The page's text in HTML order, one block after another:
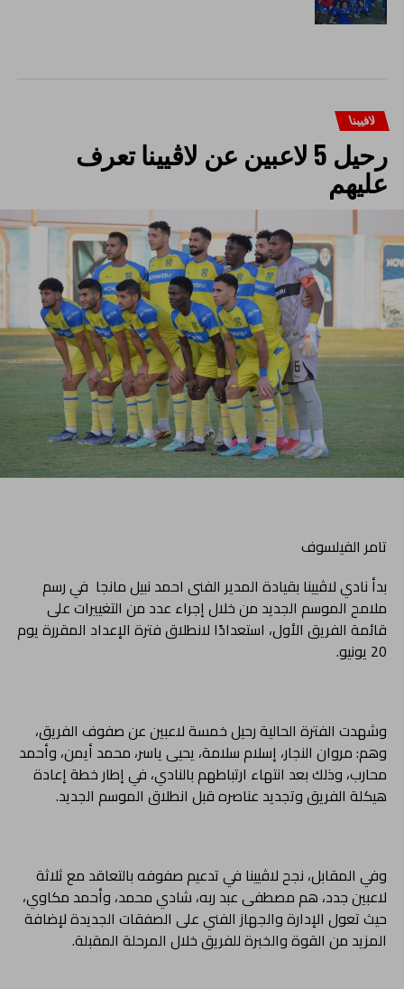
لافيينا
رحيل 5 لاعبين عن لاڤيينا تعرف
عليهم
تامر الفيلسوف
بدأ نادي لاڤيينا بقيادة المدير الفنى احمد نبيل مانجا في رسم
ملامح الموسم الجديد من خلال إجراء عدد من التغييرات على
قائمة الفريق الأول، استعدادًا لانطلاق فترة الإعداد المقررة يوم
20 يونيو.
وشهدت الفترة الحالية رحيل خمسة لاعبين عن صفوف الفريق،
وهم: مروان النجار، إسلام سلامة، يحيى ياسر، محمد أيمن، وأحمد
محارب، وذلك بعد انتهاء ارتباطهم بالنادي، في إطار خطة إعادة
هيكلة الفريق وتجديد عناصره قبل انطلاق الموسم الجديد.
وفي المقابل، نجح لاڤيينا في تدعيم صفوفه بالتعاقد مع ثلاثة
لاعبين جدد، هم مصطفى عبد ربه، شادي محمد، وأحمد مكاوي،
حيث تعول الإدارة والجهاز الفني على الصفقات الجديدة لإضافة
المزيد من القوة والخبرة للفريق خلال المرحلة المقبلة.